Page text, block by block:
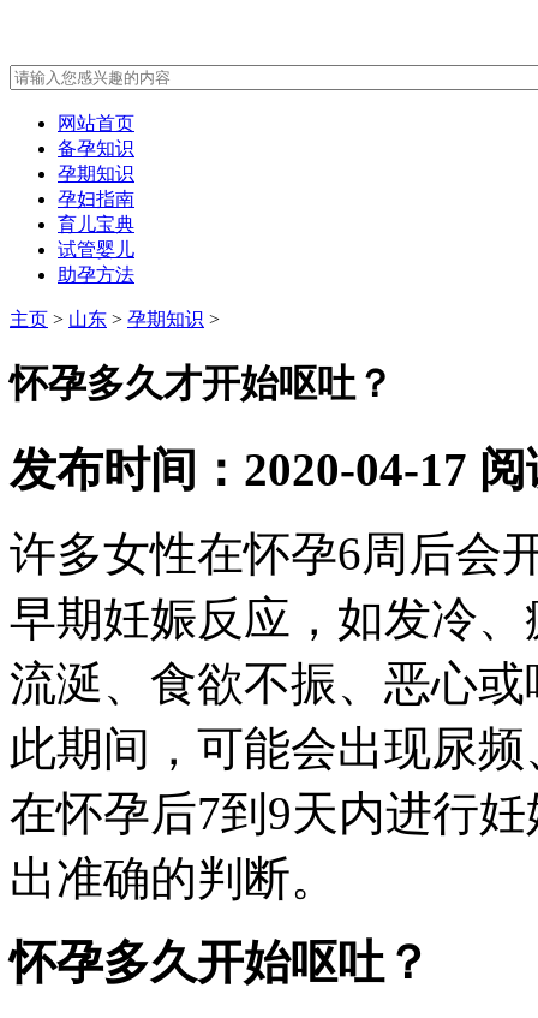
网站首页
备孕知识
孕期知识
孕妇指南
育儿宝典
试管婴儿
助孕方法
主页 > 山东 > 孕期知识 >
怀孕多久才开始呕吐？
发布时间：2020-04-17
许多女性在怀孕6周后会
早期妊娠反应，如发冷
流涎、食欲不振、恶心
此期间，可能会出现尿
在怀孕后7到9天内进行
出准确的判断。
怀孕多久开始呕吐？